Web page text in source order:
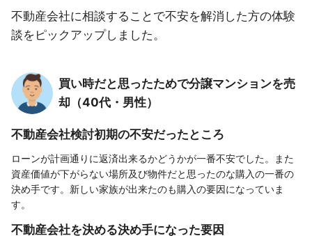
不動産会社に相談することで不安を解消した方の体験
談をピックアップしました。
買い時だと思ったためで分譲マンションを売
却（40代・男性）
不動産会社検討初期の不安だったところ
ローンが計画通りに返済出来るかどうかが一番不安でした。また
資産価値が下がらない場所及び物件だと思ったのな購入の一番の
決め手です。新しい家族が出来たのも購入の要因になっていま
す。
不動産会社を決める決め手になった要因